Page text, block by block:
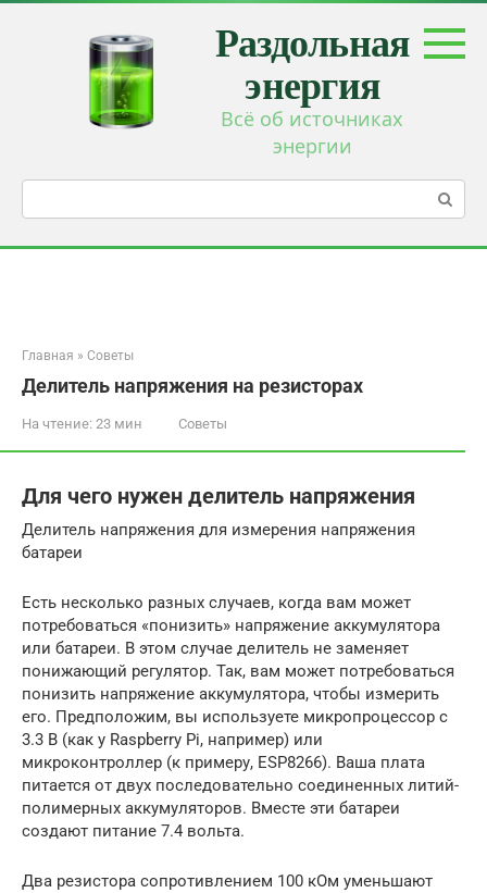
Перейти
Раздольная
энергия
Всё об источниках
энергии
Главная » Советы
Делитель напряжения на резисторах
На чтение: 23 мин Советы
Для чего нужен делитель напряжения
Делитель напряжения для измерения напряжения
батареи
Есть несколько разных случаев, когда вам может
потребоваться «понизить» напряжение аккумулятора
или батареи. В этом случае делитель не заменяет
понижающий регулятор. Так, вам может потребоваться
понизить напряжение аккумулятора, чтобы измерить
его. Предположим, вы используете микропроцессор с
3.3 В (как у Raspberry Pi, например) или
микроконтроллер (к примеру, ESP8266). Ваша плата
питается от двух последовательно соединенных литий-
полимерных аккумуляторов. Вместе эти батареи
создают питание 7.4 вольта.
Два резистора сопротивлением 100 кОм уменьшают